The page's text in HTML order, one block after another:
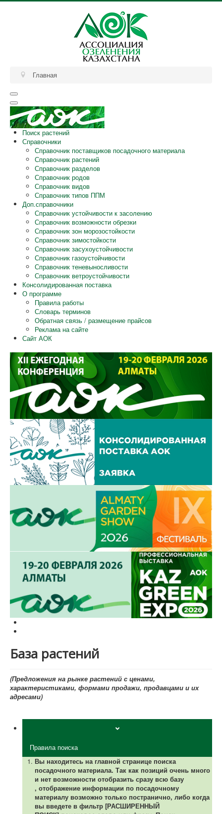
Главная
Поиск растений
Справочники
Справочник поставщиков посадочного материала
Справочник растений
Справочник разделов
Справочник родов
Справочник видов
Справочник типов ППМ
Доп.справочники
Справочник устойчивости к засолению
Справочник возможности обрезки
Справочник зон морозостойкости
Справочник зимостойкости
Справочник засухоустойчивости
Справочник газоустойчивости
Справочник теневыносливости
Справочник ветроустойчивости
Консолидированная поставка
О программе
Правила работы
Словарь терминов
Обратная связь / размещение прайсов
Реклама на сайте
Сайт АОК
База растений
(Предложения на рынке растений с ценами,
характеристиками, формами продажи, продавцами и их
адресами)
Правила поиска
Вы находитесь на главной странице поиска
посадочного материала. Так как позиций очень много
и нет возможности отобразить сразу всю базу
, отображение информации по посадочному
материалу возможно только постранично, либо когда
вы введете в фильтр [РАСШИРЕННЫЙ